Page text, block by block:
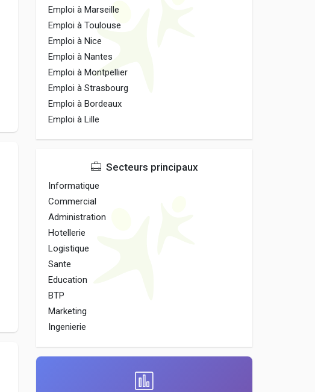
Emploi à Marseille
Emploi à Toulouse
Emploi à Nice
Emploi à Nantes
Emploi à Montpellier
Emploi à Strasbourg
Emploi à Bordeaux
Emploi à Lille
Secteurs principaux
Informatique
Commercial
Administration
Hotellerie
Logistique
Sante
Education
BTP
Marketing
Ingenierie